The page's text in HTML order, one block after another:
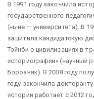
В 1991 году закончила
государственного
(ныне — университета). В
защитила кандидатскую
Тойнби о цивилизациях в
историографии» (научный
Борозняк). В 2008 году
году закончила
истории работает с 2012